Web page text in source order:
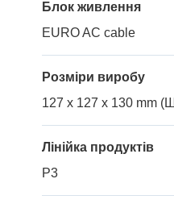
Блок живлення
EURO AC cable
Розміри виробу
127 x 127 x 130 mm
Лінійка продуктів
P3